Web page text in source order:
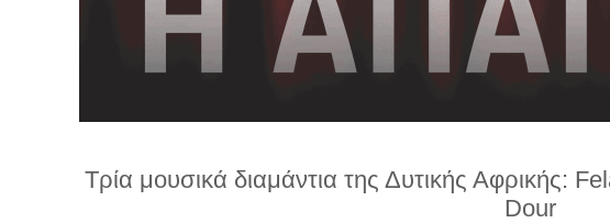
Τρία μουσικά διαμάντια της Δυτικής Αφρικής:
Dour